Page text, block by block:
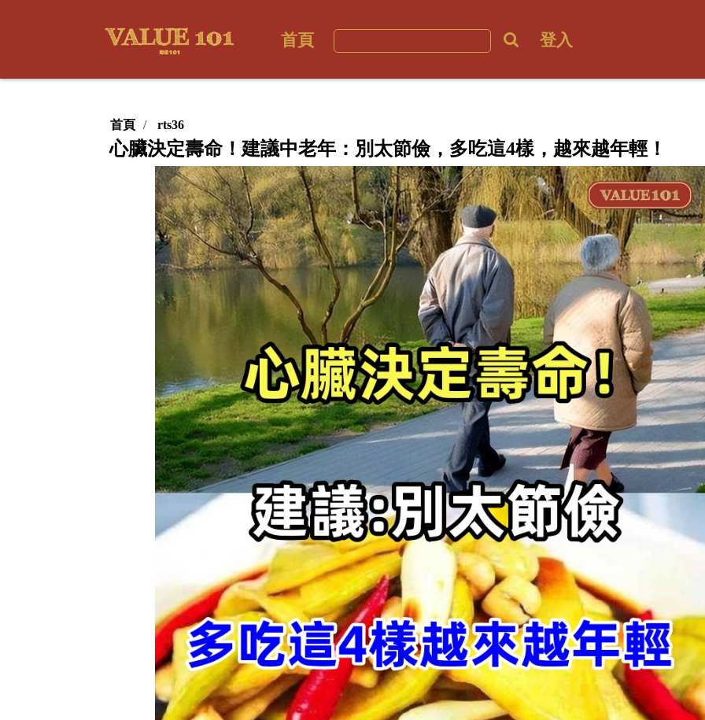
首頁 登入
首頁 rts36
心臟決定壽命！建議中老年：別太節儉，多吃這4樣，越來越年輕！